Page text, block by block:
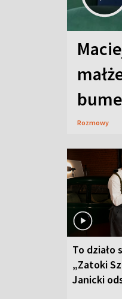
Rozmowy
To działo
„Zatoki
Janicki